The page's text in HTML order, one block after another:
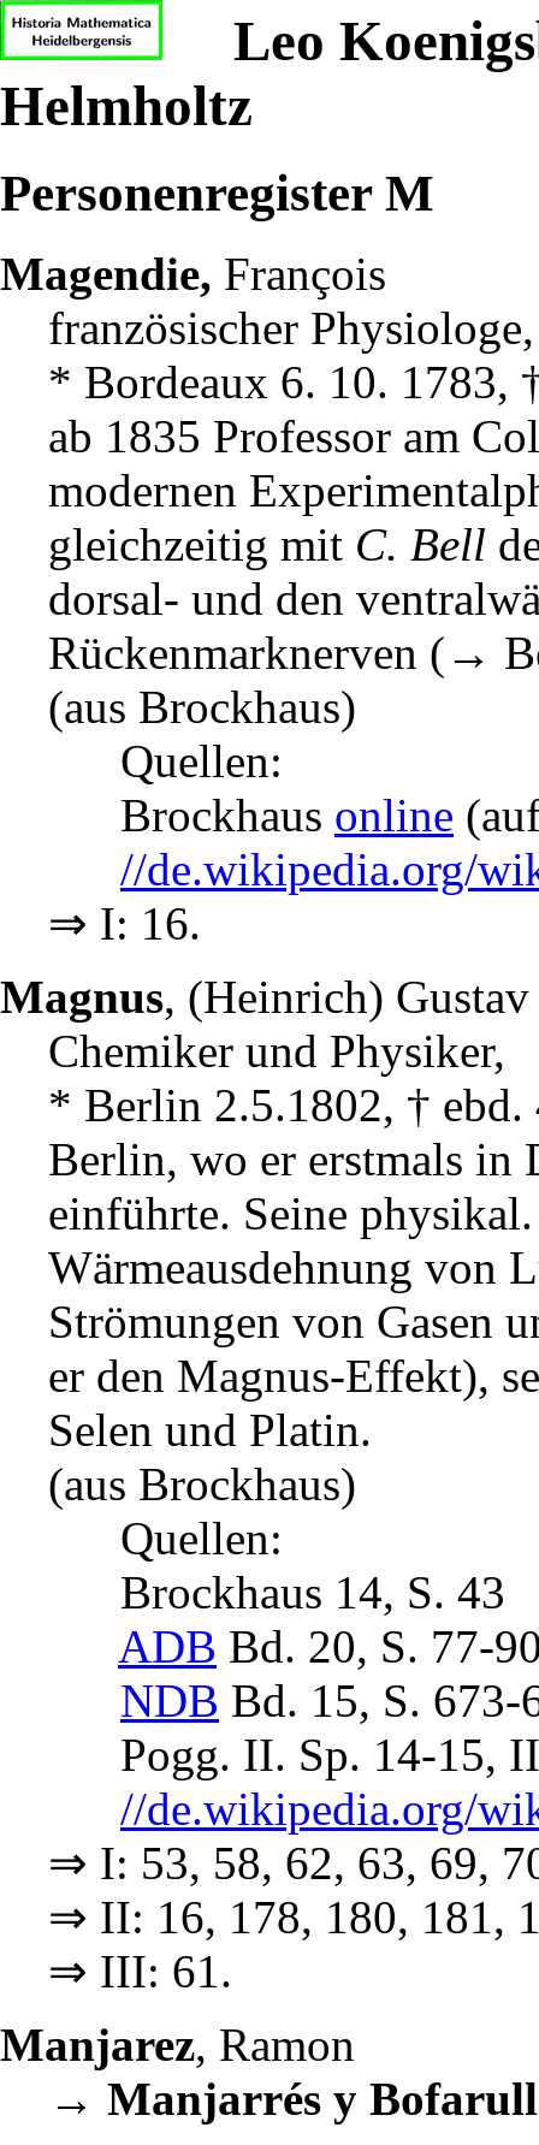
Leo
Helmholtz
Personenregister M
Magendie, François
französischer Physiologe,
* Bordeaux 6. 10. 1783,
ab 1835 Professor am
modernen
gleichzeitig mit C. Bell
dorsal- und den
Rückenmarknerven (→
(aus Brockhaus)
Quellen:
Brockhaus online
//de.wikipedia.org/
⇒ I: 16.
Magnus, (Heinrich) Gustav
Chemiker und Physiker,
* Berlin 2.5.1802, †
Berlin, wo er erstmals
einführte. Seine
Wärmeausdehnung von
Strömungen von Gasen
er den Magnus-Effekt),
Selen und Platin.
(aus Brockhaus)
Quellen:
Brockhaus 14, S. 43
ADB Bd. 20, S. 77-
NDB Bd. 15, S. 673-
Pogg. II. Sp. 14-15,
//de.wikipedia.org/
⇒ I: 53, 58, 62, 63, 69,
⇒ II: 16, 178, 180, 181,
⇒ III: 61.
Manjarez, Ramon
→ Manjarrés y Bofarull